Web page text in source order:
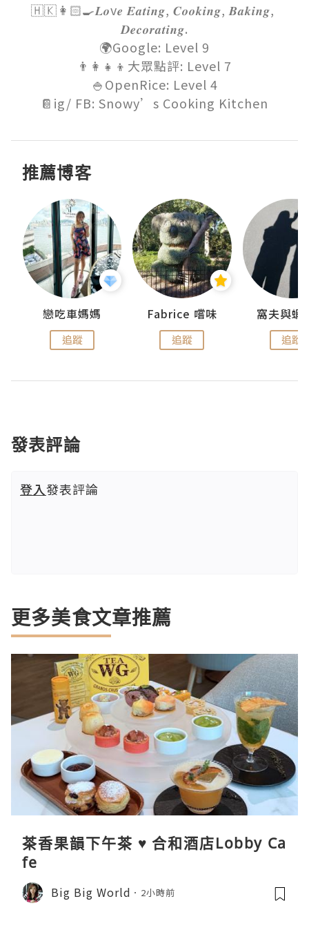
🇭🇰👩🏻‍🍳𝑳𝒐v𝒆 𝑬𝒂𝒕𝒊𝒏𝒈, 𝑪𝒐𝒐𝒌𝒊𝒏𝒈, 𝑩𝒂𝒌𝒊𝒏𝒈,
𝑫𝒆𝒄𝒐𝒓𝒂𝒕𝒊𝒏𝒈.
🌍Google: Level 9
👨‍👩‍👧‍👦大眾點評: Level 7
🍚OpenRice: Level 4
📔ig/ FB: Snowy’s Cooking Kitchen
推薦博客
戀吃車媽媽
追蹤
Fabrice 嚐味
追蹤
窩夫與蝦
追蹤
發表評論
登入發表評論
更多美食文章推薦
茶香果韻下午茶 ♥ 合和酒店Lobby Ca
fe
Big Big World 2小時前